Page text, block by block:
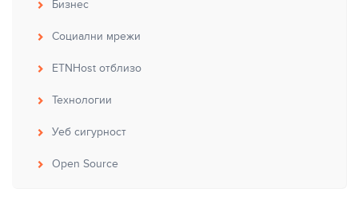
Бизнес
Социални мрежи
ETNHost отблизо
Технологии
Уеб сигурност
Open Source